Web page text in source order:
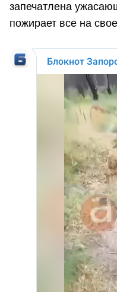
запечатлена
пожирает все на